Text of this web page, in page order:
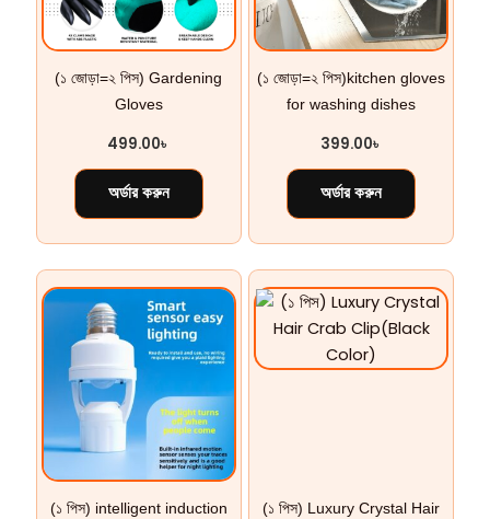
(১ জোড়া=২ পিস) Gardening
Gloves
499.00৳
অর্ডার করুন
(১ জোড়া=২ পিস)kitchen gloves
for washing dishes
399.00৳
অর্ডার করুন
(১ পিস) intelligent induction
(১ পিস) Luxury Crystal Hair